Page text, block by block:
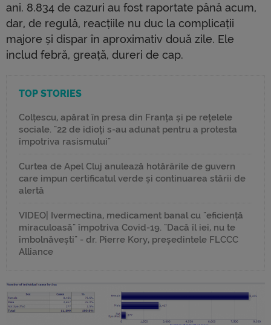
ani. 8.834 de cazuri au fost raportate până acum,
dar, de regulă, reacțiile nu duc la complicații
majore și dispar în aproximativ două zile. Ele
includ febră, greață, dureri de cap.
TOP STORIES
Colțescu, apărat în presa din Franța și pe rețelele
sociale. "22 de idioți s-au adunat pentru a protesta
împotriva rasismului"
Curtea de Apel Cluj anulează hotărârile de guvern
care impun certificatul verde și continuarea stării de
alertă
VIDEO| Ivermectina, medicament banal cu "eficiență
miraculoasă" împotriva Covid-19. "Dacă îl iei, nu te
îmbolnăvești" - dr. Pierre Kory, președintele FLCCC
Alliance